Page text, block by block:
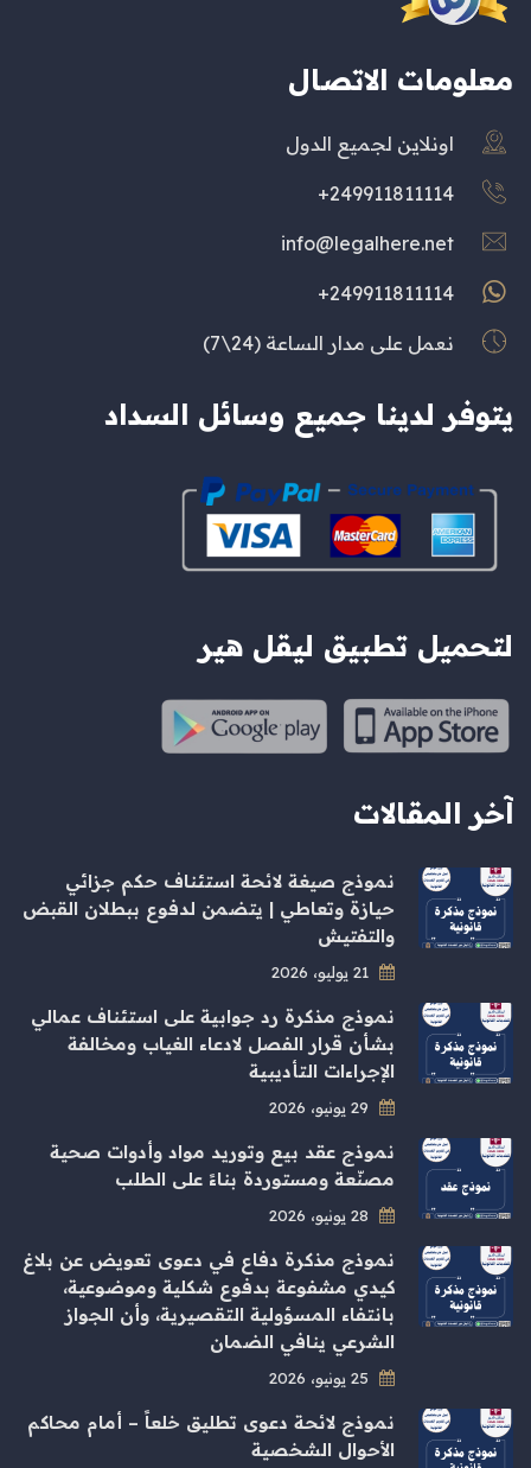
معلومات الاتصال
اونلاين لجميع الدول
249911811114+
info@legalhere.net
249911811114+
نعمل على مدار الساعة (24\7)
يتوفر لدينا جميع وسائل السداد
لتحميل تطبيق ليقل هير
آخر المقالات
نموذج صيغة لائحة استئناف حكم جزائي
حيازة وتعاطي | يتضمن لدفوع ببطلان القبض
والتفتيش
نموذج مذكرة رد جوابية على استئناف عمالي
بشأن قرار الفصل لادعاء الغياب ومخالفة
الإجراءات التأديبية
نموذج عقد بيع وتوريد مواد وأدوات صحية
مصنّعة ومستوردة بناءً على الطلب
نموذج مذكرة دفاع في دعوى تعويض عن بلاغ
كيدي مشفوعة بدفوع شكلية وموضوعية،
بانتفاء المسؤولية التقصيرية، وأن الجواز
الشرعي ينافي الضمان
نموذج لائحة دعوى تطليق خلعاً – أمام محاكم
الأحوال الشخصية